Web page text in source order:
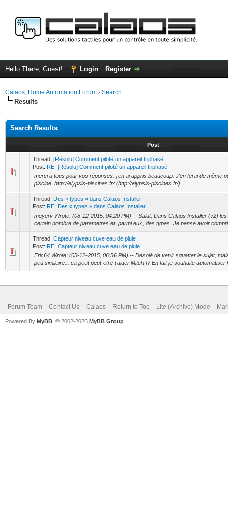
Hello There, Guest! Login Register
Calaos, Home Automation Forum › Search
Results
Search Results
Post
Thread: [Résolu] Comment piloté un appareil triphasé
Post: RE: [Résolu] Comment piloté un appareil triphasé
merci à tous pour vos réponses. j'en ai appris beaucoup. J'en ferai de même
piscine. http://elypsis-piscines.fr/ (http://elypsis-piscines.fr/)
Thread: Des « types » dans Calaos Installer
Post: RE: Des « types » dans Calaos Installer
meyerv Wrote: (08-12-2015, 04:20 PM) -- Salut, Dans Calaos Installer (v2)
certain nombre de paramètres et, parmi eux, des types. Je pense avoir
Thread: Capteur niveau cuve eau de pluie
Post: RE: Capteur niveau cuve eau de pluie
Eric64 Wrote: (05-12-2015, 06:56 PM) -- Désolé de venir squatter le sujet,
peu similaire... ca peut peut-etre t'aider Mitch !? En fait je souhaite automatiser
Forum Team Contact Us Calaos Return to Top Lite (Archive) Mode
Powered By MyBB , © 2002-2026 MyBB Group